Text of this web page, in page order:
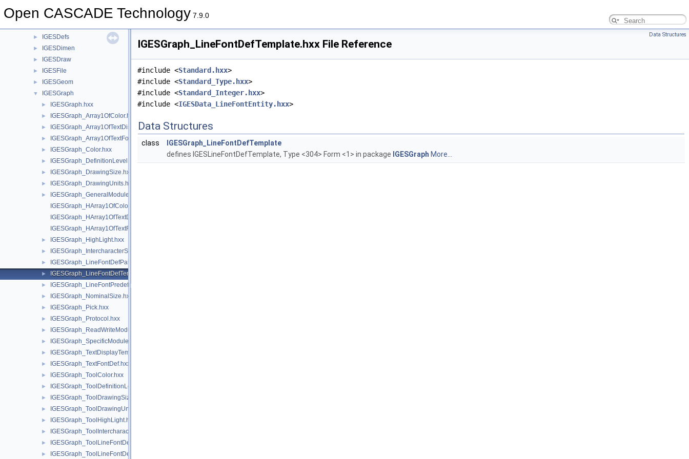
Open CASCADE Technology 7.9.0
► IGESConvGeom
► IGESDefs
► IGESDimen
► IGESDraw
► IGESFile
► IGESGeom
▼ IGESGraph
► IGESGraph.hxx
► IGESGraph_Array1OfColor.hxx
► IGESGraph_Array1OfTextDisplayTemplate.hxx
► IGESGraph_Array1OfTextFontDef.hxx
► IGESGraph_Color.hxx
► IGESGraph_DefinitionLevel.hxx
► IGESGraph_DrawingSize.hxx
► IGESGraph_DrawingUnits.hxx
►
IGESGraph_GeneralModule.hxx
IGESGraph_HArray1OfColor.hxx
IGESGraph_HArray1OfTextDisplayTemplate.hxx
IGESGraph_HArray1OfTextFontDef.hxx
► IGESGraph_HighLight.hxx
► IGESGraph_IntercharacterSpacing.hxx
► IGESGraph_LineFontDefPattern.hxx
► IGESGraph_LineFontDefTemplate.hxx
► IGESGraph_LineFontPredefined.hxx
► IGESGraph_NominalSize.hxx
► IGESGraph_Pick.hxx
► IGESGraph_Protocol.hxx
► IGESGraph_ReadWriteModule.hxx
► IGESGraph_SpecificModule.hxx
► IGESGraph_TextDisplayTemplate.hxx
► IGESGraph_TextFontDef.hxx
► IGESGraph_ToolColor.hxx
► IGESGraph_ToolDefinitionLevel.hxx
► IGESGraph_ToolDrawingSize.hxx
► IGESGraph_ToolDrawingUnits.hxx
► IGESGraph_ToolHighLight.hxx
► IGESGraph_ToolIntercharacterSpacing.hxx
► IGESGraph_ToolLineFontDefPattern.hxx
► IGESGraph_ToolLineFontDefTemplate.hxx
Data Structures
IGESGraph_LineFontDefTemplate.hxx File Reference
#include <Standard.hxx>
#include <Standard_Type.hxx>
#include <Standard_Integer.hxx>
#include <IGESData_LineFontEntity.hxx>
Data Structures
class
IGESGraph_LineFontDefTemplate
defines IGESLineFontDefTemplate, Type <304> Form <1> in package IGESGraph More...